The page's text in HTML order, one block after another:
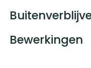
Bewerkingen